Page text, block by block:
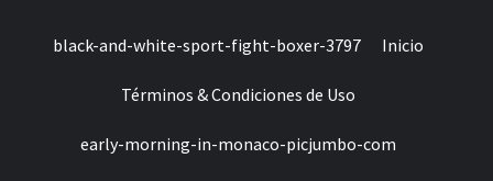
black-and-white-sport-fight-boxer-3797 Inicio
Términos & Condiciones de Uso
early-morning-in-monaco-picjumbo-com